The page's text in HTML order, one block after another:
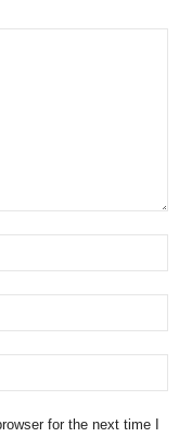
for the next time I